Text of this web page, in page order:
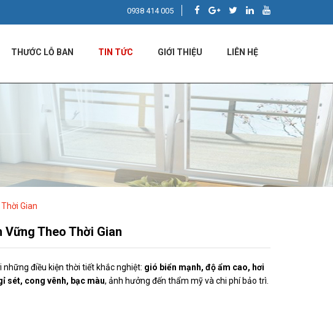
0938 414 005
THƯỚC LỖ BAN TIN TỨC GIỚI THIỆU LIÊN HỆ
Gian
Vững Theo Thời Gian
điều kiện thời tiết khắc nghiệt: gió biển mạnh, độ ẩm cao, hơi
sét, cong vênh, bạc màu, ảnh hưởng đến thẩm mỹ và chi phí bảo trì.